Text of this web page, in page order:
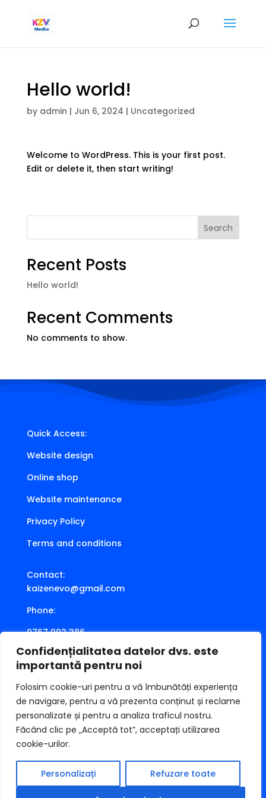
Confidențialitatea datelor dvs. este
importantă pentru noi
Folosim cookie-uri pentru a vă îmbunătăți experiența
de navigare, pentru a vă prezenta conținut și reclame
personalizate și pentru a analiza traficul nostru.
Făcând clic pe „Acceptă tot”, acceptați utilizarea
cookie-urilor.
Personalizați Refuzare toate
Hello world!
by admin | Jun 6, 2024 | Uncategorized
Welcome to WordPress. This is your first post.
Edit or delete it, then start writing!
Search
Recent Posts
Hello world!
Recent Comments
No comments to show.
Quick Access:
Website design
Online shop
Website maintenance
Privacy Policy
Terms and conditions
Contact:
kaizenevo@gmail.com
Phone:
0767 992 386
Soluționarea Alternativă a Litigiilor
Soluționarea online a litigiilor